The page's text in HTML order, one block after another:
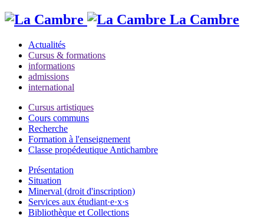
La Cambre
Actualités
Cursus & formations
informations
admissions
international
Cursus artistiques
Cours communs
Recherche
Formation à l'enseignement
Classe propédeutique Antichambre
Présentation
Situation
Minerval (droit d'inscription)
Services aux étudiant·e·x·s
Bibliothèque et Collections